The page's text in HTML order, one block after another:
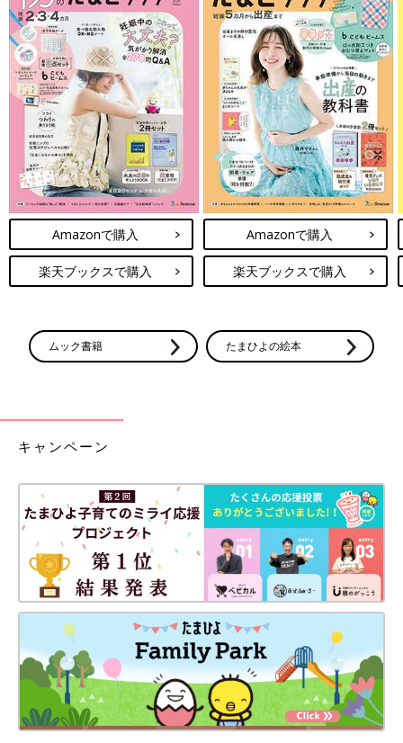
Amazonで購入
楽天ブックスで購入
Amazonで購入
楽天ブックスで購入
ムック書籍 たまひよの絵本
キャンペーン